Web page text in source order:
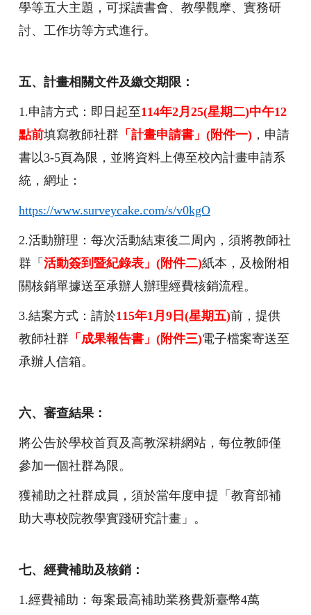
學等五大主題，可採讀書會、教學觀摩、實務研
討、工作坊等方式進行。
五、計畫相關文件及繳交期限：
1.申請方式：即日起至114年2月25(星期二)中午12
點前填寫教師社群 「計畫申請書」(附件一) ，申請
書以3-5頁為限，並將資料上傳至校內計畫申請系
統，網址：
https://www.surveycake.com/s/v0kgO
2.活動辦理：每次活動結束後二周內，須將教師社
群「 活動簽到暨紀錄表」(附件二)紙本，及檢附相
關核銷單據送至承辦人辦理經費核銷流程。
3.結案方式：請於115年1月9日(星期五)前，提供
教師社群 「成果報告書」(附件三)電子檔案寄送至
承辦人信箱。
六、審查結果：
將公告於學校首頁及高教深耕網站，每位教師僅
參加一個社群為限。
獲補助之社群成員，須於當年度申提「教育部補
助大專校院教學實踐研究計畫」。
七、經費補助及核銷：
1.經費補助：每案最高補助業務費新臺幣4萬